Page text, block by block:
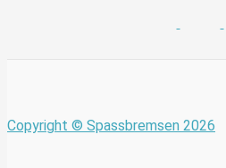
Copyright © Spassbremsen 2026